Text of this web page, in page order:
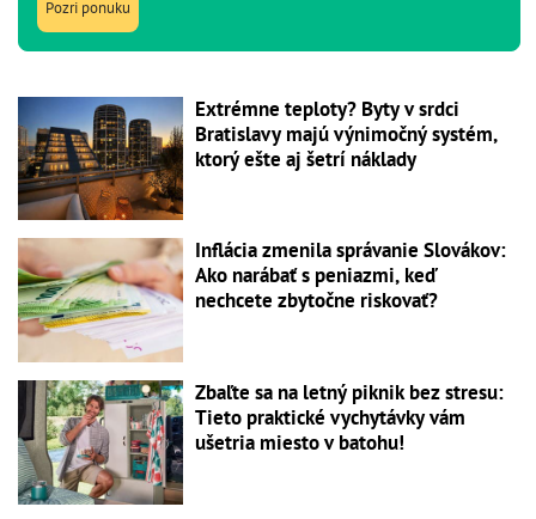
Pozri ponuku
Extrémne teploty? Byty v srdci
Bratislavy majú výnimočný systém,
ktorý ešte aj šetrí náklady
Inflácia zmenila správanie Slovákov:
Ako narábať s peniazmi, keď
nechcete zbytočne riskovať?
Zbaľte sa na letný piknik bez stresu:
Tieto praktické vychytávky vám
ušetria miesto v batohu!